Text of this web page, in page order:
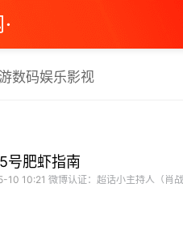
数码娱乐影视
号肥虾指南
10 10:21 微博认证：超话小主持人（肖战